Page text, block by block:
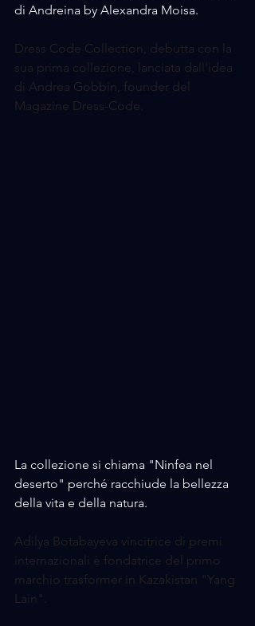
di Andreina by Alexandra Moisa.
Dress Code Collection, debutta con la
sua prima collezione, lanciata dall'idea
di Andrea Gobbin, founder del
Magazine Dress-Code.
La collezione si chiama "Ninfea nel
deserto" perché racchiude la bellezza
della vita e della natura.
Adilya Botabayeva vincitrice di premi
internazionali è fondatrice del primo
marchio trasformer in Kazakistan "Yang
Lain".